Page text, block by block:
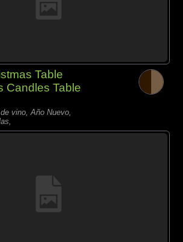
Table
Candles Table
vino, Año Nuevo,